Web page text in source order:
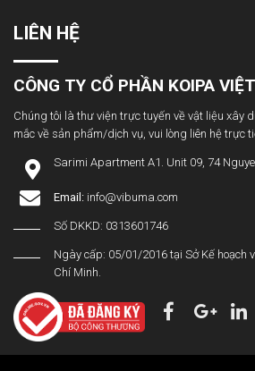
LIÊN HỆ
CÔNG TY CỔ PHẦN KOIPA
Chúng tôi là thư viện trực tuyến về vật liệu xây
mắc về sản phẩm/dịch vụ, vui lòng liên hệ trực
Sarimi Apartment A1. Unit 09, 74
Email: info@vibuma.com
Số DKKD: 0313601746
Ngày cấp: 05/01/2016 tại Sở Kế hoạch
Chí Minh.